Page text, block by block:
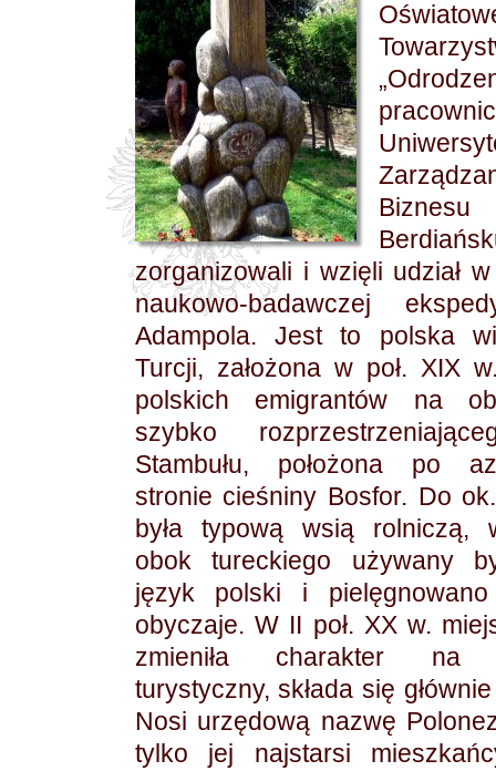
zorganizowali i wzięli udział
naukowo-badawczej
Adampola. Jest to polska
Turcji, założona w poł. XIX
polskich emigrantów na
szybko
Stambułu, położona po
stronie cieśniny Bosfor. Do
była typową wsią rolniczą,
obok tureckiego używany
język polski i
obyczaje. W II poł. XX w.
zmieniła charakter na
turystyczny, składa się
Nosi urzędową nazwę
tylko jej najstarsi